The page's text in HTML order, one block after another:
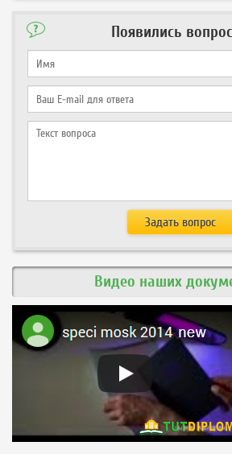
Появились
Видео наших